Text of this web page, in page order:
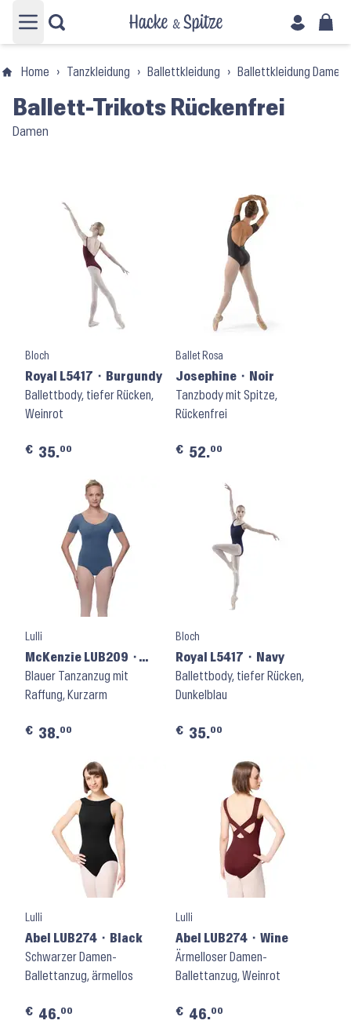
Hauptmenü öffnen
Home › Tanzkleidung › Ballettkleidung › Ballettkleidung Damen
Ballett-Trikots Rückenfrei
Damen
Bloch
Royal L5417 ⬝ Burgundy
Ballettbody, tiefer Rücken,
Weinrot
€ 35.00
Ballet Rosa
Josephine ⬝ Noir
Tanzbody mit Spitze,
Rückenfrei
€ 52.00
Lulli
McKenzie LUB209 ⬝
Jeans
Blauer Tanzanzug mit
Raffung, Kurzarm
€ 38.00
Bloch
Royal L5417 ⬝ Navy
Ballettbody, tiefer Rücken,
Dunkelblau
€ 35.00
Lulli
Abel LUB274 ⬝ Black
Schwarzer Damen-
Ballettanzug, ärmellos
€ 46.00
Lulli
Abel LUB274 ⬝ Wine
Ärmelloser Damen-
Ballettanzug, Weinrot
€ 46.00